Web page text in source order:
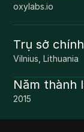
oxylabs.io
Trụ sở chính
Vilnius, Lithuania
Năm thành
2015